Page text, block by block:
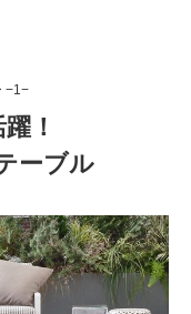
−1−
！
ーブル